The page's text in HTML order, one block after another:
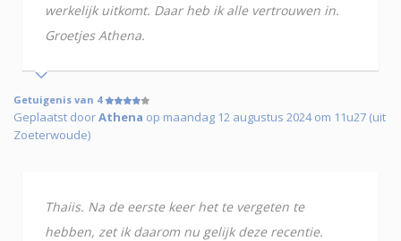
werkelijk uitkomt. Daar heb ik alle vertrouwen in.
Groetjes Athena.
Getuigenis van 4
Geplaatst doorAthena op maandag 12 augustus 2024 om 11u27 (uit
Zoeterwoude)
Thaiis. Na de eerste keer het te vergeten te
hebben, zet ik daarom nu gelijk deze recentie.